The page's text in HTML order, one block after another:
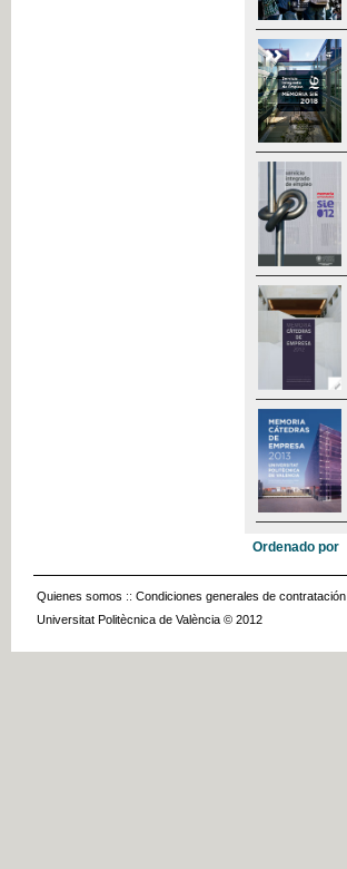
Ordenado por
Quienes somos :: Condiciones generales de contratación
Universitat Politècnica de València © 2012